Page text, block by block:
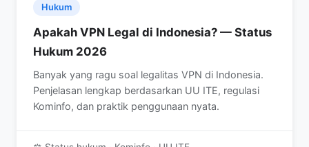
Hukum
Apakah VPN Legal di Indonesia? — Status
Hukum 2026
Banyak yang ragu soal legalitas VPN di Indonesia.
Penjelasan lengkap berdasarkan UU ITE, regulasi
Kominfo, dan praktik penggunaan nyata.